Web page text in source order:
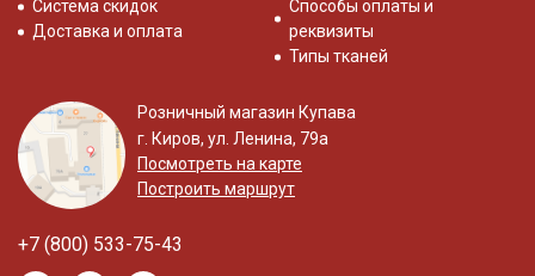
Система скидок
Доставка и оплата
Способы оплаты и
реквизиты
Типы тканей
Розничный магазин Купава
г. Киров, ул. Ленина, 79а
Посмотреть на карте
Построить маршрут
+7 (800) 533-75-43